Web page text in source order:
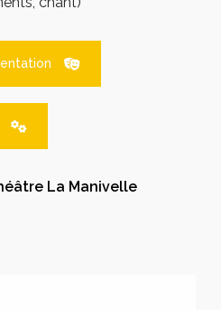
La Manivelle